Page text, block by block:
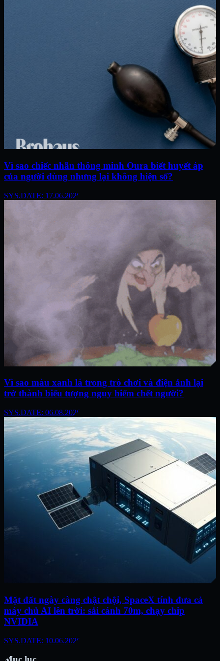
Vì sao chiếc nhẫn thông minh Oura biết huyết áp
của người dùng nhưng lại không hiện số?
SYS.DATE: 17.06.2026
Vì sao màu xanh lá trong trò chơi và điện ảnh lại
trở thành biểu tượng nguy hiểm chết người?
SYS.DATE: 06.08.2026
Mặt đất ngày càng chật chội, SpaceX tính đưa cả
máy chủ AI lên trời: sải cánh 70m, chạy chip
NVIDIA
SYS.DATE: 10.06.2026